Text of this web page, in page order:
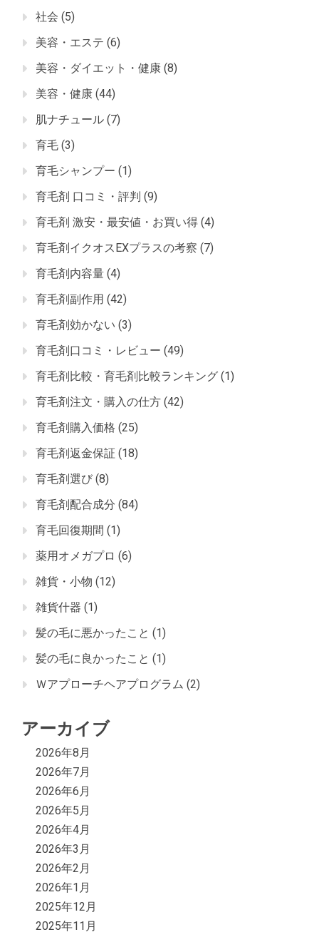
社会 (5)
美容・エステ (6)
美容・ダイエット・健康 (8)
美容・健康 (44)
肌ナチュール (7)
育毛 (3)
育毛シャンプー (1)
育毛剤 口コミ・評判 (9)
育毛剤 激安・最安値・お買い得 (4)
育毛剤イクオスEXプラスの考察 (7)
育毛剤内容量 (4)
育毛剤副作用 (42)
育毛剤効かない (3)
育毛剤口コミ・レビュー (49)
育毛剤比較・育毛剤比較ランキング (1)
育毛剤注文・購入の仕方 (42)
育毛剤購入価格 (25)
育毛剤返金保証 (18)
育毛剤選び (8)
育毛剤配合成分 (84)
育毛回復期間 (1)
薬用オメガプロ (6)
雑貨・小物 (12)
雑貨什器 (1)
髪の毛に悪かったこと (1)
髪の毛に良かったこと (1)
Ｗアプローチヘアプログラム (2)
アーカイブ
2026年8月
2026年7月
2026年6月
2026年5月
2026年4月
2026年3月
2026年2月
2026年1月
2025年12月
2025年11月